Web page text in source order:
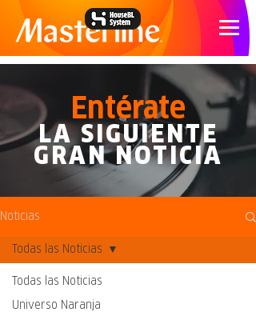
Entérate
LA SIGUIENTE
GRANNOTICIA
Noticias
Todas las Noticias
Universo Naranja
Todas las Noticias